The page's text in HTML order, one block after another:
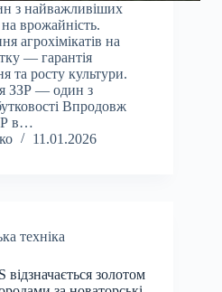
з найважливіших
врожайність.
агрохімікатів на
— гарантія
та росту культури.
ЗЗР — один з
Впродовж
в…
11.01.2026
техніка
золотом